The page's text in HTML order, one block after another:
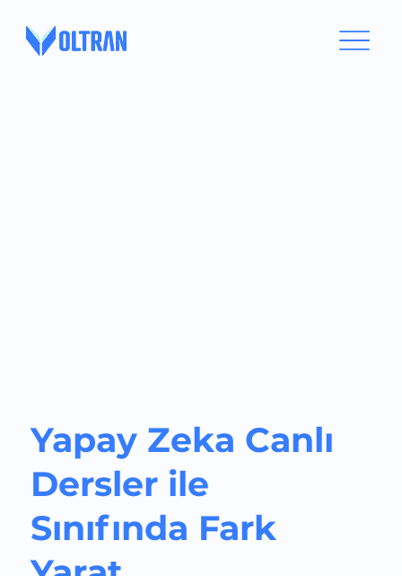
Yapay Zeka Canlı
Dersler ile
Sınıfında Fark